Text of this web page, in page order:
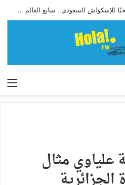
آل نصفان يحقق إنجازًا تاريخيًا للإسكواش السعودي.. سابع العالم وأول آسيوي يبلغ ربع نهائي بطولة العالم للشباب
علياوي مثال